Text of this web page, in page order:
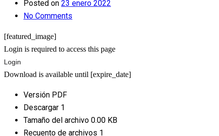
Posted on 23 enero 2022
No Comments
[featured_image]
Login is required to access this page
Login
Download is available until [expire_date]
Versión PDF
Descargar 1
Tamaño del archivo 0.00 KB
Recuento de archivos 1